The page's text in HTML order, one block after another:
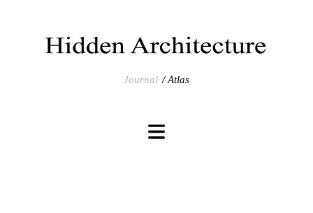
Journal Atlas